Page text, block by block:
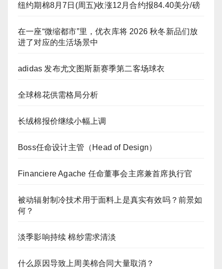
纽约期棉8月7日(周五)收涨12月合约报84.40美分/磅
在一座“微缩都市”里，优衣库将 2026 秋冬新品们放
进了对应的生活场景中
adidas 发布尤文图斯新赛季第二客场球衣
全球棉花供需格局分析
长绒棉报价继续小幅上调
Boss任命设计主管（Head of Design）
Financiere Agache 任命董事会主席兼首席执行官
被动辐射制冷技术用于面料上是真实有效吗？前景如
何？
淡季影响持续 棉纱需求清淡
什么原因导致上周美棉合同大量取消？